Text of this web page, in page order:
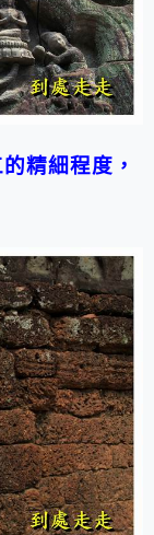
精細程度，